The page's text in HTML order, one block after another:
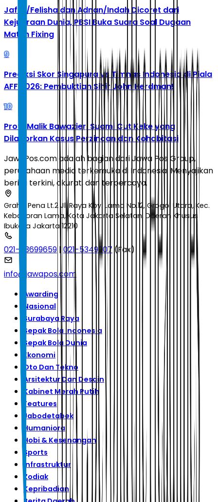
Jafar/Felisha dan Adnan/Indah Dicoret dari
Kejuaraan Dunia, PBSI Buka Suara Soal Dugaan
Match Fixing
9
Prediksi Skor Singapura vs Timnas Indonesia di Piala
AFF 2026: Pembuktian Sihir John Herdman!
10
Profil Malik Bawazier, Suami Cut Keke yang
Dilaporkan Kasus Perzinaan dan Kohabitasi
JawaPos.com adalah bagian dari Jawa Pos Group,
perusahaan media terkemuka di Indonesia. Menyajikan
berita terkini, akurat, dan terpercaya.
Graha Pena Lt.2 Jl. Raya Kby. Lama No.12, Grogol Utara, Kec.
Kebayoran Lama, Kota Jakarta Selatan, Daerah Khusus
Ibukota Jakarta 12210
021-53699659 | 021-5349207 (Fax)
info@jawapos.com
Awarding
Nasional
Surabaya Raya
Sepak Bola Indonesia
Sepak Bola Dunia
Ekonomi
Oto Dan Tekno
Arsitektur Dan Desain
Kabinet Merah Putih
Features
Jabodetabek
Humaniora
Hobi & Kesenangan
Sports
Infrastruktur
Zodiak
Kepribadian